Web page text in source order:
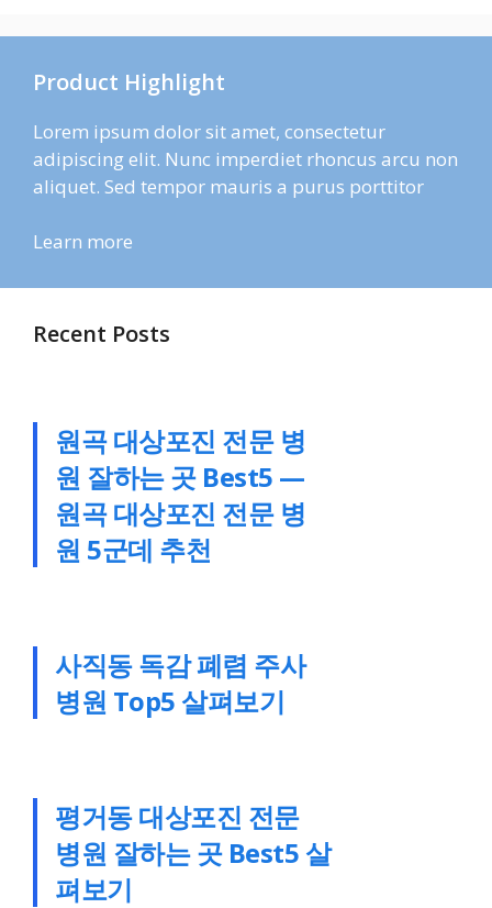
Product Highlight
Lorem ipsum dolor sit amet, consectetur
adipiscing elit. Nunc imperdiet rhoncus arcu non
aliquet. Sed tempor mauris a purus porttitor
Learn more
Recent Posts
원곡 대상포진 전문 병
원 잘하는 곳 Best5 —
원곡 대상포진 전문 병
원 5군데 추천
사직동 독감 폐렴 주사
병원 Top5 살펴보기
평거동 대상포진 전문
병원 잘하는 곳 Best5 살
펴보기